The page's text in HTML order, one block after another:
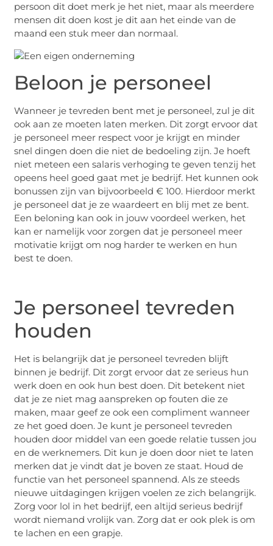
persoon dit doet merk je het niet, maar als meerdere
mensen dit doen kost je dit aan het einde van de
maand een stuk meer dan normaal.
Beloon je personeel
Wanneer je tevreden bent met je personeel, zul je dit
ook aan ze moeten laten merken. Dit zorgt ervoor dat
je personeel meer respect voor je krijgt en minder
snel dingen doen die niet de bedoeling zijn. Je hoeft
niet meteen een salaris verhoging te geven tenzij het
opeens heel goed gaat met je bedrijf. Het kunnen ook
bonussen zijn van bijvoorbeeld € 100. Hierdoor merkt
je personeel dat je ze waardeert en blij met ze bent.
Een beloning kan ook in jouw voordeel werken, het
kan er namelijk voor zorgen dat je personeel meer
motivatie krijgt om nog harder te werken en hun
best te doen.
Je personeel tevreden
houden
Het is belangrijk dat je personeel tevreden blijft
binnen je bedrijf. Dit zorgt ervoor dat ze serieus hun
werk doen en ook hun best doen. Dit betekent niet
dat je ze niet mag aanspreken op fouten die ze
maken, maar geef ze ook een compliment wanneer
ze het goed doen. Je kunt je personeel tevreden
houden door middel van een goede relatie tussen jou
en de werknemers. Dit kun je doen door niet te laten
merken dat je vindt dat je boven ze staat. Houd de
functie van het personeel spannend. Als ze steeds
nieuwe uitdagingen krijgen voelen ze zich belangrijk.
Zorg voor lol in het bedrijf, een altijd serieus bedrijf
wordt niemand vrolijk van. Zorg dat er ook plek is om
te lachen en een grapje.